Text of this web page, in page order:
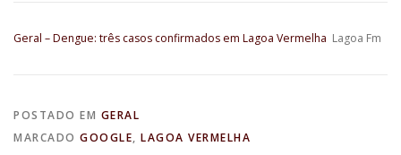
Geral – Dengue: três casos confirmados em Lagoa Vermelha Lagoa Fm
POSTADO EM GERAL
MARCADO GOOGLE, LAGOA VERMELHA